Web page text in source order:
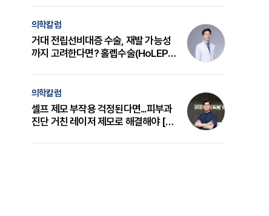
의학칼럼
거대 전립선비대증 수술, 재발 가능성
까지 고려한다면? 홀렙수술(HoLEP)
의학칼럼
셀프 제모 부작용 걱정된다면...피부과
진단 거친 레이저 제모로 해결해야 [변